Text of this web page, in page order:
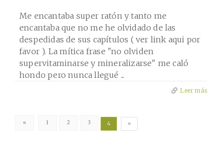
Me encantaba super ratón y tanto me
encantaba que no me he olvidado de las
despedidas de sus capítulos ( ver link aqui por
favor ). La mítica frase "no olviden
supervitaminarse y mineralizarse" me caló
hondo pero nunca llegué ...
Leer más
« 1 2 3 4 »